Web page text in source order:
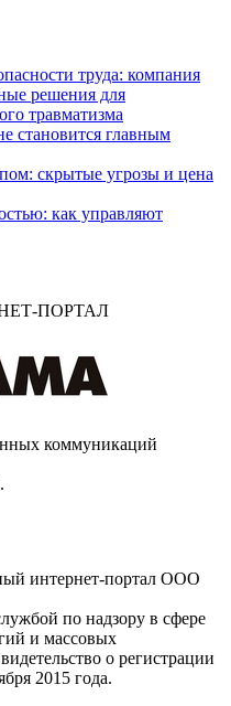
труда: компания
решения для
травматизма
становится главным
скрытые угрозы и цена
как управляют
ПОРТАЛ
коммуникаций
интернет-портал ООО
по надзору в сфере
и массовых
о регистрации
2015 года.